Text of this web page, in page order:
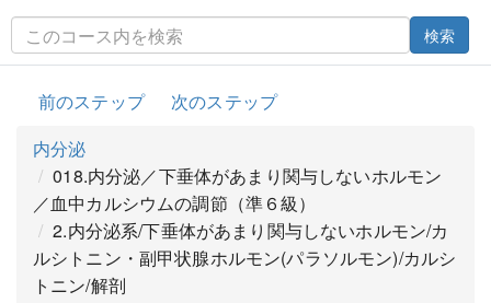
検索
前のステップ
次のステップ
内分泌
018.内分泌／下垂体があまり関与しないホルモン
／血中カルシウムの調節（準６級）
2.内分泌系/下垂体があまり関与しないホルモン/カ
ルシトニン・副甲状腺ホルモン(パラソルモン)/カルシ
トニン/解剖